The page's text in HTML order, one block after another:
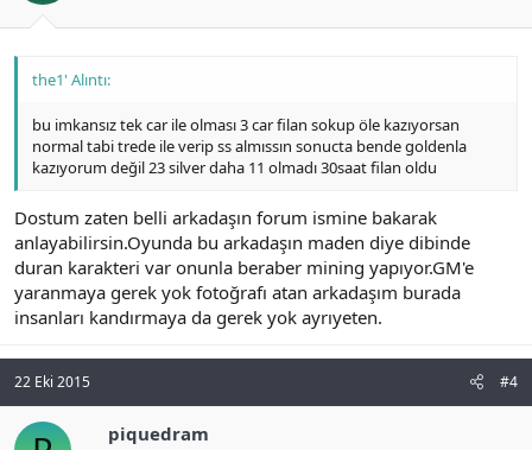
the1' Alıntı:
bu imkansız tek car ile olması 3 car filan sokup öle kazıyorsan
normal tabi trede ile verip ss almıssın sonucta bende goldenla
kazıyorum değil 23 silver daha 11 olmadı 30saat filan oldu
Dostum zaten belli arkadaşın forum ismine bakarak
anlayabilirsin.Oyunda bu arkadaşın maden diye dibinde
duran karakteri var onunla beraber mining yapıyor.GM'e
yaranmaya gerek yok fotoğrafı atan arkadaşım burada
insanları kandırmaya da gerek yok ayrıyeten.
22 Eki 2015 #4
piquedram